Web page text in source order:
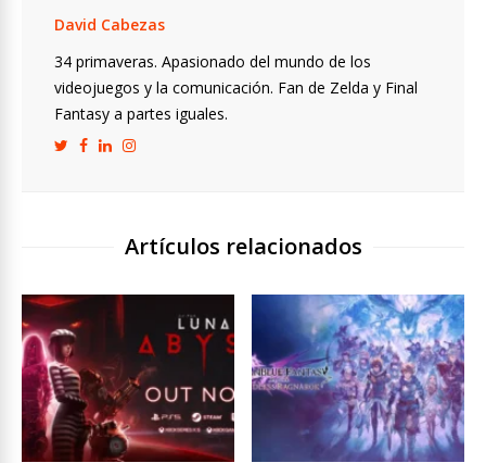
David Cabezas
34 primaveras. Apasionado del mundo de los
videojuegos y la comunicación. Fan de Zelda y Final
Fantasy a partes iguales.
Artículos relacionados